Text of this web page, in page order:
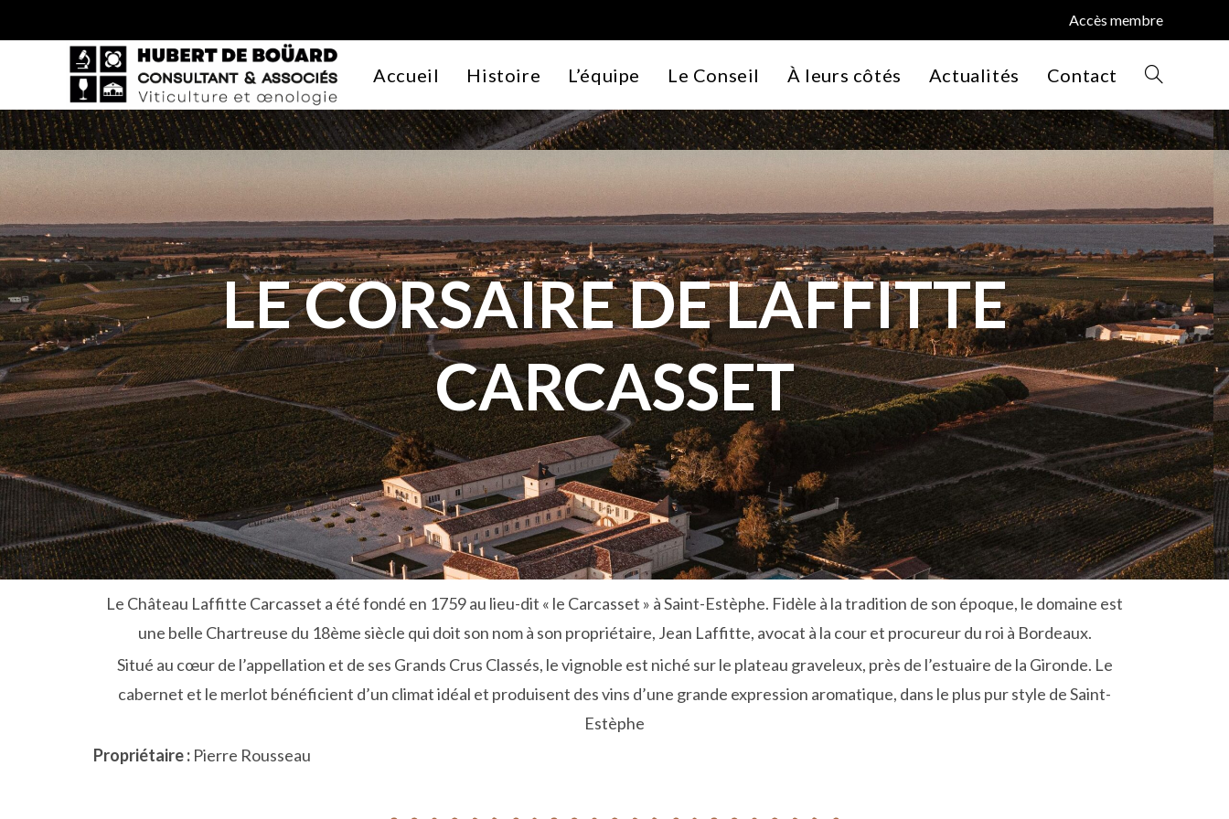
Accès membre
Accueil Histoire L’équipe Le Conseil À leurs côtés Actualités Contact
LE CORSAIRE DE LAFFITTE
CARCASSET
Le Château Laffitte Carcasset a été fondé en 1759 au lieu-dit « le Carcasset » à Saint-Estèphe. Fidèle à la tradition de son époque, le domaine est
une belle Chartreuse du 18ème siècle qui doit son nom à son propriétaire, Jean Laffitte, avocat à la cour et procureur du roi à Bordeaux.
Situé au cœur de l’appellation et de ses Grands Crus Classés, le vignoble est niché sur le plateau graveleux, près de l’estuaire de la Gironde. Le
cabernet et le merlot bénéficient d’un climat idéal et produisent des vins d’une grande expression aromatique, dans le plus pur style de Saint-
Estèphe
Propriétaire : Pierre Rousseau